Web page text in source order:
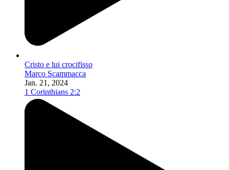
Cristo e lui crocifisso
Marco Scammacca
Jan. 21, 2024
1 Corinthians 2:2